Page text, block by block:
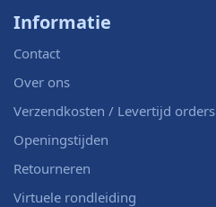
Informatie
Contact
Over ons
Verzendkosten / Levertijd orders
Openingstijden
Retourneren
Virtuele rondleiding